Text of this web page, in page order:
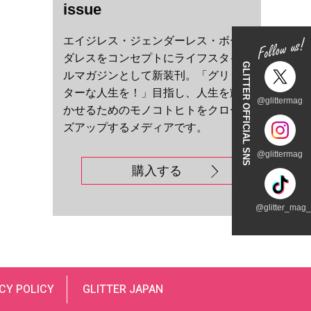
GLITTER OFFICIAL SNS @glittermag
@glittermag
issue
エイジレス・ジェンダーレス・ボー
ダレスをコンセプトにライフスタイ
ルマガジンとして新装刊。「グリッ
ターな人生を！」目指し、人生を輝
かせるためのモノコトヒトをクロー
ズアップするメディアです。
購入する
POLICY GLITTER JAPAN